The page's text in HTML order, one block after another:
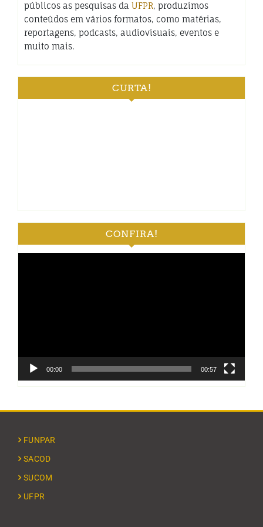
públicos as pesquisas da UFPR, produzimos
conteúdos em vários formatos, como matérias,
reportagens, podcasts, audiovisuais, eventos e
muito mais.
CURTA!
CONFIRA!
00:00 00:57
FUNPAR
SACOD
SUCOM
UFPR